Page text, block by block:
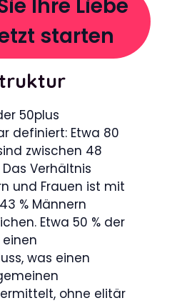
Ihre Liebe
starten
50plus
definiert: Etwa 80
zwischen 48
Verhältnis
und Frauen ist mit
% Männern
Etwa 50 % der
was einen
ohne elitär